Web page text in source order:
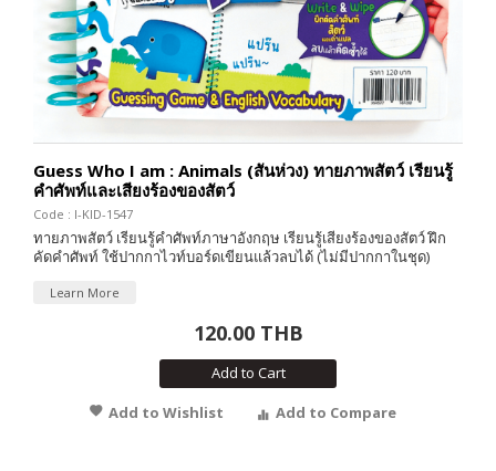
Guess Who I am : Animals (สันห่วง) ทายภาพสัตว์ เรียนรู้
คำศัพท์และเสียงร้องของสัตว์
Code : I-KID-1547
ทายภาพสัตว์ เรียนรู้คำศัพท์ภาษาอังกฤษ เรียนรู้เสียงร้องของสัตว์ ฝึก
คัดคำศัพท์ ใช้ปากกาไวท์บอร์ดเขียนแล้วลบได้ (ไม่มีปากกาในชุด)
Learn More
120.00 THB
Add to Cart
Add to Wishlist
Add to Compare